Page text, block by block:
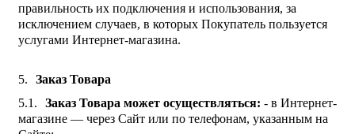
правильность их подключения и использования, за
исключением случаев, в которых Покупатель пользуется
услугами Интернет-магазина.
Заказ Товара
Заказ Товара может осуществляться: - в Интернет-
магазине — через Сайт или по телефонам, указанным на